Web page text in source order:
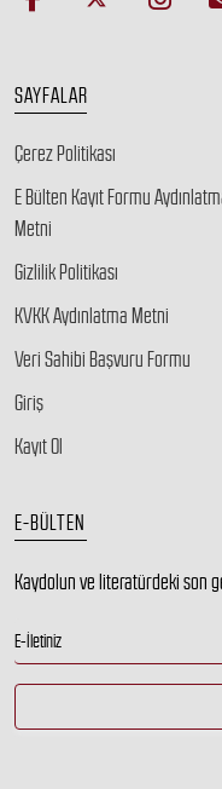
SAYFALAR
Çerez Politikası
E Bülten Kayıt Formu
Metni
Gizlilik Politikası
KVKK Aydınlatma Metni
Veri Sahibi Başvuru Formu
Giriş
Kayıt Ol
E-BÜLTEN
Kaydolun ve literatürdeki son